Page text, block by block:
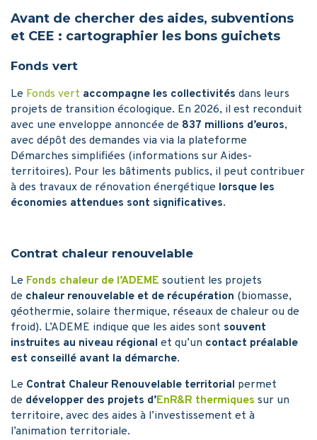
Avant de chercher des aides, subventions
et CEE : cartographier les bons guichets
Fonds vert
Le Fonds vert accompagne les collectivités dans leurs
projets de transition écologique. En 2026, il est reconduit
avec une enveloppe annoncée de 837 millions d’euros,
avec dépôt des demandes via via la plateforme
Démarches simplifiées (informations sur Aides-
territoires). Pour les bâtiments publics, il peut contribuer
à des travaux de rénovation énergétique lorsque les
économies attendues sont significatives.
Contrat chaleur renouvelable
Le Fonds chaleur de l’ADEME soutient les projets
de chaleur renouvelable et de récupération (biomasse,
géothermie, solaire thermique, réseaux de chaleur ou de
froid). L’ADEME indique que les aides sont souvent
instruites au niveau régional et qu’un contact préalable
est conseillé avant la démarche.
Le Contrat Chaleur Renouvelable territorial permet
de développer des projets d’EnR&R thermiques sur un
territoire, avec des aides à l’investissement et à
l’animation territoriale.